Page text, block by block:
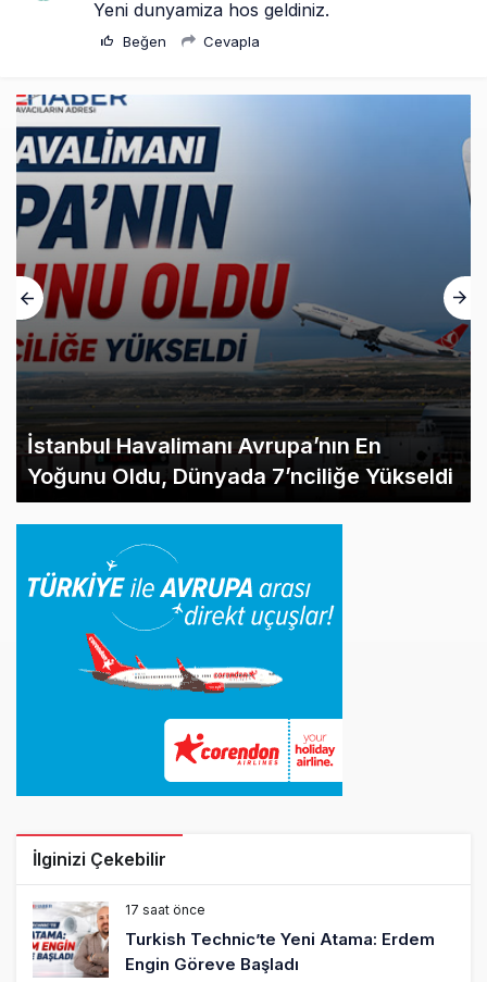
Yeni dunyamiza hos geldiniz.
Beğen Cevapla
İstanbul Havalimanı Avrupa’nın En
Yoğunu Oldu, Dünyada 7’nciliğe Yükseldi
İlginizi Çekebilir
17 saat önce
Turkish Technic’te Yeni Atama: Erdem
Engin Göreve Başladı